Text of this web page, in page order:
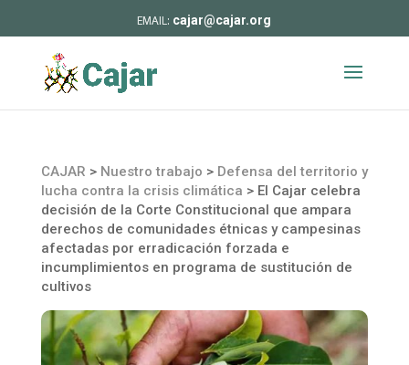
cajar@cajar.org
CAJAR > Nuestro trabajo > Defensa del territorio y
lucha contra la crisis climática > El Cajar celebra
decisión de la Corte Constitucional que ampara
derechos de comunidades étnicas y campesinas
afectadas por erradicación forzada e
incumplimientos en programa de sustitución de
cultivos